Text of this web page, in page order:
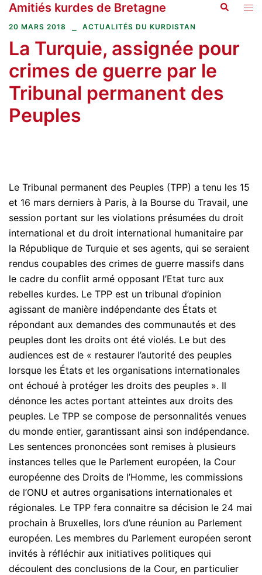
Aller
au
Amitiés kurdes de Bretagne
20 MARS 2018 ACTUALITÉS DU KURDISTAN
La Turquie, assignée pour
crimes de guerre par le
Tribunal permanent des
Peuples
Le Tribunal permanent des Peuples (TPP) a tenu les 15
et 16 mars derniers à Paris, à la Bourse du Travail, une
session portant sur les violations présumées du droit
international et du droit international humanitaire par
la République de Turquie et ses agents, qui se seraient
rendus coupables des crimes de guerre massifs dans
le cadre du conflit armé opposant l’Etat turc aux
rebelles kurdes. Le TPP est un tribunal d’opinion
agissant de manière indépendante des États et
répondant aux demandes des communautés et des
peuples dont les droits ont été violés. Le but des
audiences est de « restaurer l’autorité des peuples
lorsque les États et les organisations internationales
ont échoué à protéger les droits des peuples ». Il
dénonce les actes portant atteintes aux droits des
peuples. Le TPP se compose de personnalités venues
du monde entier, garantissant ainsi son indépendance.
Les sentences prononcées sont remises à plusieurs
instances telles que le Parlement européen, la Cour
européenne des Droits de l’Homme, les commissions
de l’ONU et autres organisations internationales et
régionales. Le TPP fera connaitre sa décision le 24 mai
prochain à Bruxelles, lors d’une réunion au Parlement
européen. Les membres du Parlement européen seront
invités à réfléchir aux initiatives politiques qui
découlent des conclusions de la Cour, en particulier